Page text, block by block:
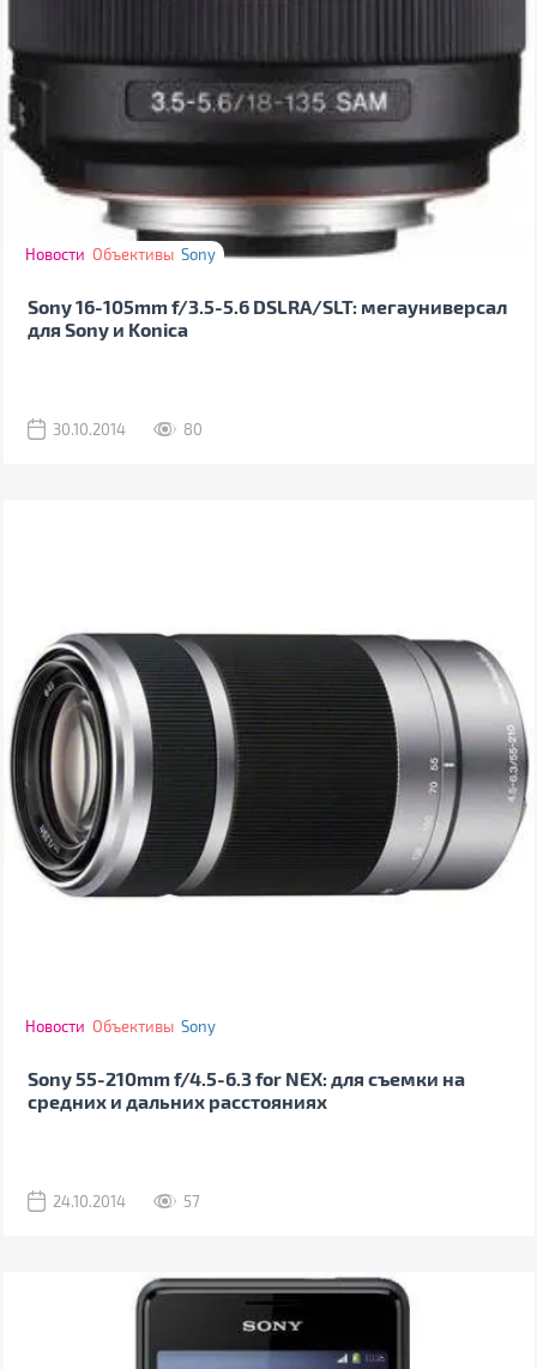
Новости Объективы Sony
Sony 16-105mm f/3.5-5.6 DSLRA/SLT: мегауниверсал
для Sony и Konica
30.10.2014 80
Новости Объективы Sony
Sony 55-210mm f/4.5-6.3 for NEX: для съемки на
средних и дальних расстояниях
24.10.2014 57